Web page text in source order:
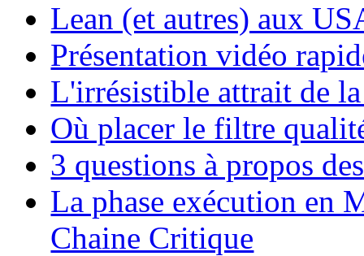
Lean (et autres) aux
Présentation vidéo
L'irrésistible attrait de
Où placer le filtre
3 questions à propos
La phase exécution en
Chaine Critique